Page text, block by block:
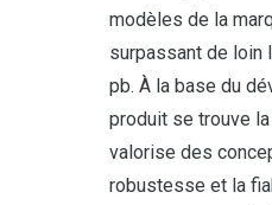
modèles de la
surpassant de loin
pb. À la base du
produit se trouve
valorise des
robustesse et la